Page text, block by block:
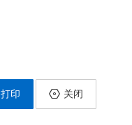
打印 关闭